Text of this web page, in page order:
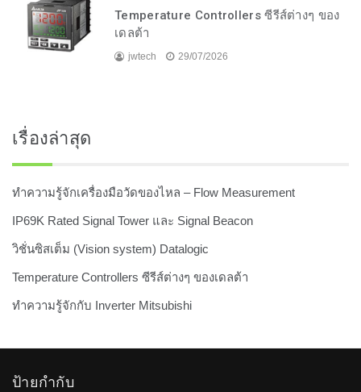
Temperature Controllers ซีรีส์ต่างๆ ของ
เดลต้า
jwtech 29/07/2026
เรื่องล่าสุด
ทำความรู้จักเครื่องมือวัดของไหล – Flow Measurement
IP69K Rated Signal Tower และ Signal Beacon
วิชั่นซิสเต็ม (Vision system) Datalogic
Temperature Controllers ซีรีส์ต่างๆ ของเดลต้า
ทำความรู้จักกับ Inverter Mitsubishi
ป้ายกำกับ